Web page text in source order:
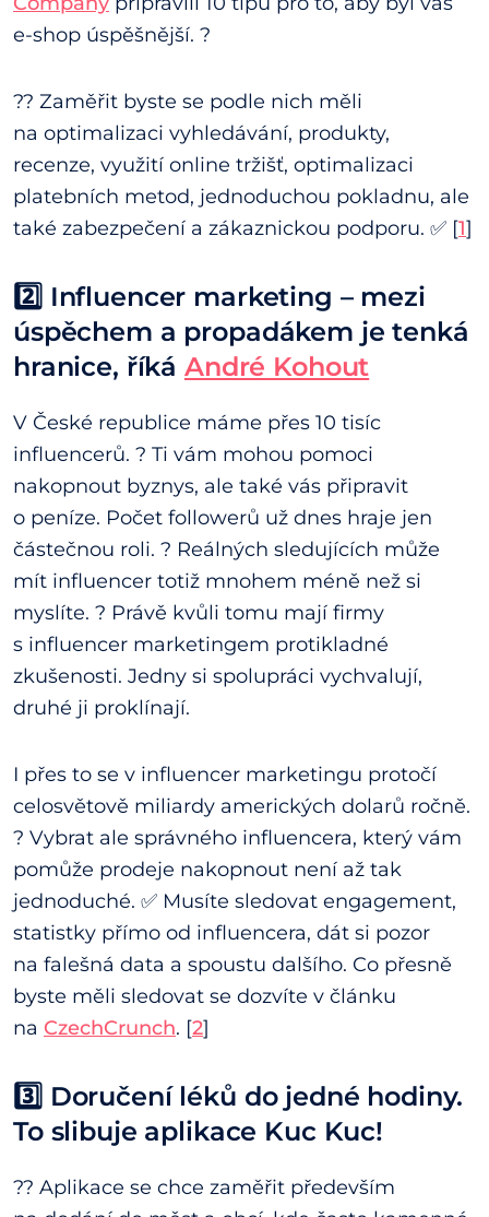
e-shop úspěšnější. ?
?? Zaměřit byste se podle nich měli
na optimalizaci vyhledávání, produkty,
recenze, využití online tržišť, optimalizaci
platebních metod, jednoduchou pokladnu, ale
také zabezpečení a zákaznickou podporu. ✅ [1]
2️⃣ Influencer marketing – mezi
úspěchem a propadákem je tenká
hranice, říká André Kohout
V České republice máme přes 10 tisíc
influencerů. ? Ti vám mohou pomoci
nakopnout byznys, ale také vás připravit
o peníze. Počet followerů už dnes hraje jen
částečnou roli. ? Reálných sledujících může
mít influencer totiž mnohem méně než si
myslíte. ? Právě kvůli tomu mají firmy
s influencer marketingem protikladné
zkušenosti. Jedny si spolupráci vychvalují,
druhé ji proklínají.
I přes to se v influencer marketingu protočí
celosvětově miliardy amerických dolarů ročně.
? Vybrat ale správného influencera, který vám
pomůže prodeje nakopnout není až tak
jednoduché. ✅ Musíte sledovat engagement,
statistky přímo od influencera, dát si pozor
na falešná data a spoustu dalšího. Co přesně
byste měli sledovat se dozvíte v článku
na CzechCrunch. [2]
3️⃣ Doručení léků do jedné hodiny.
To slibuje aplikace Kuc Kuc!
?? Aplikace se chce zaměřit především